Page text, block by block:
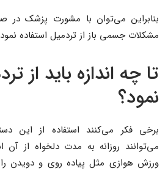
بنابراین می‌توان با مشورت پزشک در
مشکلات جسمی باز از تردمیل استفاده
تا چه اندازه باید از
نمود؟
برخی فکر می‌کنند استفاده از این
می‌توانند روزانه به مدت دلخواه از آن